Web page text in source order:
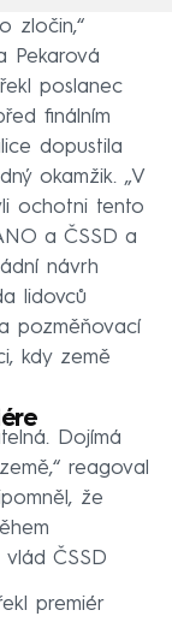
zločin,“
Pekarová
poslanec
finálním
dopustila
okamžik. „V
ochotni tento
a ČSSD a
návrh
lidovců
pozměňovací
kdy země
Dojímá
reagoval
že
ČSSD
premiér